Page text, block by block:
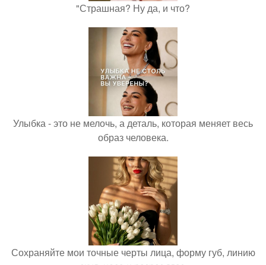
"Страшная? Ну да, и что?
Улыбка - это не мелочь, а деталь, которая меняет весь
образ человека.
Сохраняйте мои точные черты лица, форму губ, линию